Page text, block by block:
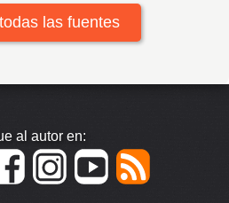
las fuentes
al autor en: